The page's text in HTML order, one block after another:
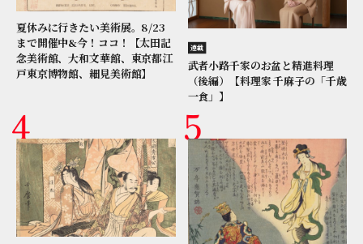
夏休みに行きたい美術展。8/23
まで開催中&今！ココ！【太田記
念美術館、大和文華館、東京都江
戸東京博物館、細見美術館】
連載
武者小路千家のお盆と精進料理
（後編）【料理家 千麻子の「千歳
一食」】